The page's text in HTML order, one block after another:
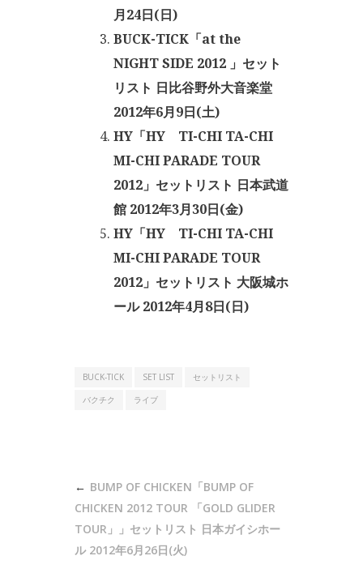
月24日(日)
BUCK-TICK「at the
NIGHT SIDE 2012 」セット
リスト 日比谷野外大音楽堂
2012年6月9日(土)
HY「HY TI-CHI TA-CHI
MI-CHI PARADE TOUR
2012」セットリスト 日本武道
館 2012年3月30日(金)
HY「HY TI-CHI TA-CHI
MI-CHI PARADE TOUR
2012」セットリスト 大阪城ホ
ール 2012年4月8日(日)
BUCK-TICK SET LIST
セットリスト
バクチク
ライブ
BUMP OF CHICKEN「BUMP OF
CHICKEN 2012 TOUR 「GOLD GLIDER
TOUR」」セットリスト 日本ガイシホー
ル 2012年6月26日(火)